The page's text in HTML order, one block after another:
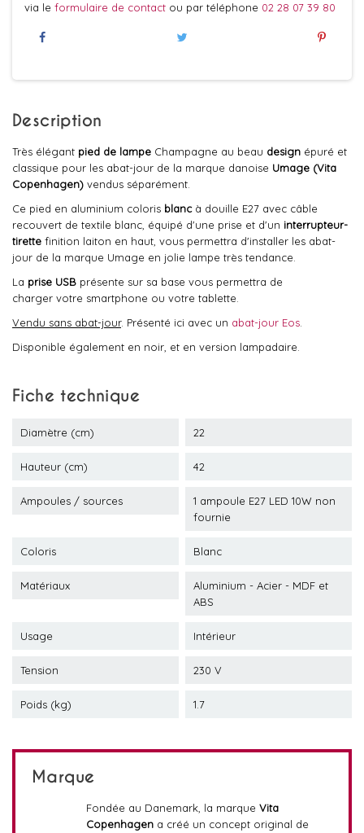
via le formulaire de contact ou par téléphone 02 28 07 39 80
Description
Très élégant pied de lampe Champagne au beau design épuré et
classique pour les abat-jour de la marque danoise Umage (Vita
Copenhagen) vendus séparément.
Ce pied en aluminium coloris blancà douille E27 avec câble
recouvert de textile blanc, équipé d'une prise et d'un interrupteur-
tirette finition laiton en haut, vous permettra d'installer les abat-
jour de la marque Umage en jolie lampe très tendance.
La prise USB présente sur sa base vous permettra de
charger votre smartphone ou votre tablette.
Vendu sans abat-jour. Présenté ici avec un abat-jour Eos
Disponible également en noir, et en version lampadaire.
Fiche technique
Diamètre (cm) 22
Hauteur (cm) 42
Ampoules / sources
1 ampoule E27 LED 10W non
fournie
Coloris Blanc
Matériaux
Aluminium - Acier - MDF et
ABS
Usage Intérieur
Tension 230 V
Poids (kg) 1.7
Marque
Fondée au Danemark, la marque Vita
Copenhagena créé un concept original de